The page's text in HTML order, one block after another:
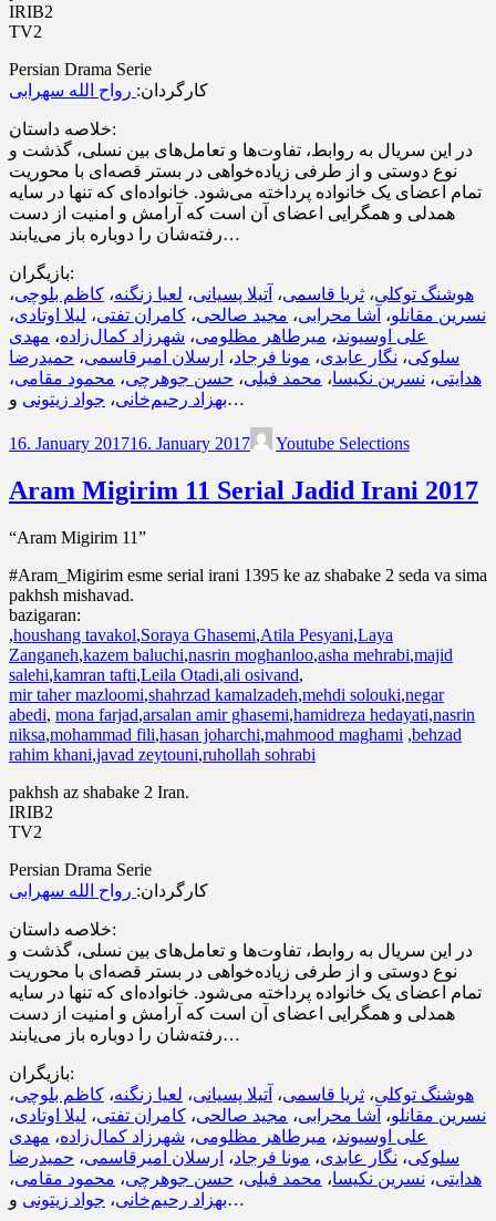
IRIB2
TV2
Persian Drama Serie
کارگردان: رواح الله سهرابی
خلاصه داستان:
در این سریال به روابط، تفاوت‌ها و تعامل‌های بین نسلی، گذشت و
نوع دوستی و از طرفی زیاده‌خواهی در بستر قصه‌ای با محوریت
تمام اعضای یک خانواده پرداخته می‌شود. خانواده‌ای که تنها در سایه
همدلی و همگرایی اعضای آن است که آرامش و امنیت از دست
رفته‌شان را دوباره باز می‌یابند…
بازیگران:
هوشنگ توکلی، ثریا قاسمی، آتیلا پسیانی، لعیا زنگنه، کاظم بلوچی،
نسرین مقانلو، آشا محرابی، مجید صالحی، کامران تفتی، لیلا اوتادی،
علی اوسیوند، میرطاهر مظلومی، شهرزاد کمال‌زاده، مهدی
سلوکی، نگار عابدی، مونا فرجاد، ارسلان امیرقاسمی، حمیدرضا
هدایتی، نسرین نکیسا، محمد فیلی، حسن جوهرچی، محمود مقامی،
بهزاد رحیم‌خانی، جواد زیتونی و…
16. January 201716. January 2017 Youtube Selections
Aram Migirim 11 Serial Jadid Irani 2017
“Aram Migirim 11”
#Aram_Migirim esme serial irani 1395 ke az shabake 2 seda va sima
pakhsh mishavad.
bazigaran:
,houshang tavakol,Soraya Ghasemi,Atila Pesyani,Laya
Zanganeh,kazem baluchi,nasrin moghanloo,asha mehrabi,majid
salehi,kamran tafti,Leila Otadi,ali osivand,
mir taher mazloomi,shahrzad kamalzadeh,mehdi solouki,negar
abedi, mona farjad,arsalan amir ghasemi,hamidreza hedayati,nasrin
niksa,mohammad fili,hasan joharchi,mahmood maghami ,behzad
rahim khani,javad zeytouni,ruhollah sohrabi
pakhsh az shabake 2 Iran.
IRIB2
TV2
Persian Drama Serie
کارگردان: رواح الله سهرابی
خلاصه داستان:
در این سریال به روابط، تفاوت‌ها و تعامل‌های بین نسلی، گذشت و
نوع دوستی و از طرفی زیاده‌خواهی در بستر قصه‌ای با محوریت
تمام اعضای یک خانواده پرداخته می‌شود. خانواده‌ای که تنها در سایه
همدلی و همگرایی اعضای آن است که آرامش و امنیت از دست
رفته‌شان را دوباره باز می‌یابند…
بازیگران:
هوشنگ توکلی، ثریا قاسمی، آتیلا پسیانی، لعیا زنگنه، کاظم بلوچی،
نسرین مقانلو، آشا محرابی، مجید صالحی، کامران تفتی، لیلا اوتادی،
علی اوسیوند، میرطاهر مظلومی، شهرزاد کمال‌زاده، مهدی
سلوکی، نگار عابدی، مونا فرجاد، ارسلان امیرقاسمی، حمیدرضا
هدایتی، نسرین نکیسا، محمد فیلی، حسن جوهرچی، محمود مقامی،
بهزاد رحیم‌خانی، جواد زیتونی و…